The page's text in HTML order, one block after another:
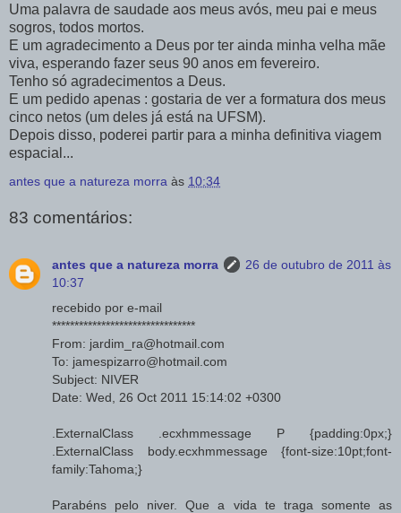
Uma palavra de saudade aos meus avós, meu pai e meus
sogros, todos mortos.
E um agradecimento a Deus por ter ainda minha velha mãe
viva, esperando fazer seus 90 anos em fevereiro.
Tenho só agradecimentos a Deus.
E um pedido apenas : gostaria de ver a formatura dos meus
cinco netos (um deles já está na UFSM).
Depois disso, poderei partir para a minha definitiva viagem
espacial...
antes que a natureza morra às 10:34
83 comentários:
antes que a natureza morra
26 de outubro de 2011 às
10:37
recebido por e-mail
********************************
From: jardim_ra@hotmail.com
To: jamespizarro@hotmail.com
Subject: NIVER
Date: Wed, 26 Oct 2011 15:14:02 +0300
.ExternalClass .ecxhmmessage P {padding:0px;}
.ExternalClass body.ecxhmmessage {font-size:10pt;font-
family:Tahoma;}
Parabéns pelo niver. Que a vida te traga somente as